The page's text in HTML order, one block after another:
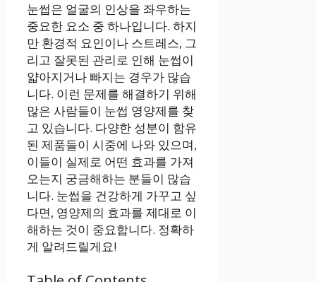
눈썹은 얼굴의 인상을 좌우하는
중요한 요소 중 하나입니다. 하지
만 환경적 요인이나 스트레스, 그
리고 잘못된 관리로 인해 눈썹이
얇아지거나 빠지는 경우가 많습
니다. 이런 문제를 해결하기 위해
많은 사람들이 눈썹 영양제를 찾
고 있습니다. 다양한 성분이 함유
된 제품들이 시중에 나와 있으며,
이들이 실제로 어떤 효과를 가져
오는지 궁금해하는 분들이 많습
니다. 눈썹을 건강하게 가꾸고 싶
다면, 영양제의 효과를 제대로 이
해하는 것이 중요합니다. 정확하
게 알려드릴게요!